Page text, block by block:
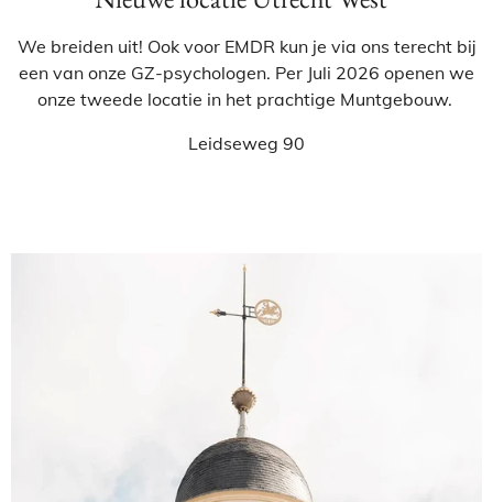
We breiden uit! Ook voor EMDR kun je via ons terecht bij
een van onze GZ-psychologen. Per Juli 2026 openen we
onze tweede locatie in het prachtige Muntgebouw.
Leidseweg 90